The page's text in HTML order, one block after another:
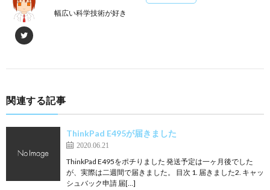
幅広い科学技術が好き
関連する記事
ThinkPad E495が届きました
2020.06.21
ThinkPad E495をポチりました 発送予定は一ヶ月後でした
が、実際は二週間で届きました。 目次 1. 届きました2. キャッ
シュバック申請 届[…]